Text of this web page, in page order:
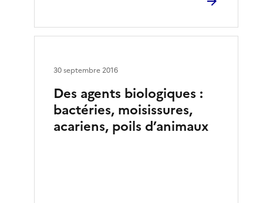
Des agents biologiques :
bactéries, moisissures,
acariens, poils d’animaux
30 septembre 2016